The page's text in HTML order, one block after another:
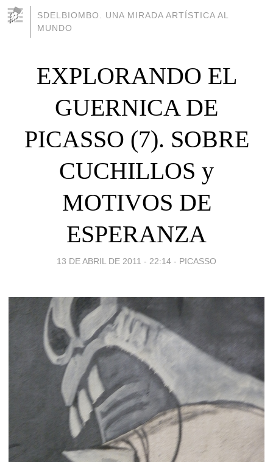
SDELBIOMBO. UNA MIRADA ARTÍSTICA AL
MUNDO
EXPLORANDO EL
GUERNICA DE
PICASSO (7). SOBRE
CUCHILLOS y
MOTIVOS DE
ESPERANZA
13 DE ABRIL DE 2011 - 22:14 - PICASSO